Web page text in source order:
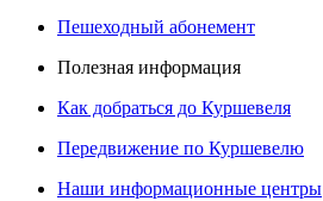
Пешеходный абонемент
Полезная информация
Как добраться до Куршевеля
Передвижение по Куршевелю
Наши информационные центры